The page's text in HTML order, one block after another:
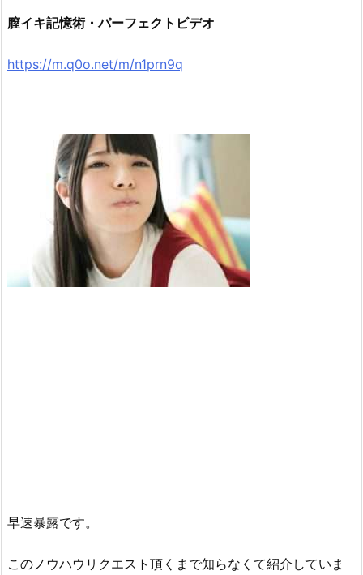
膣イキ記憶術・パーフェクトビデオ
https://m.q0o.net/m/n1prn9q
早速暴露です。
このノウハウリクエスト頂くまで知らなくて紹介していま